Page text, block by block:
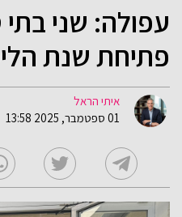
עפולה: שני בתי
פתיחת שנת
איתי הראל
01 ספטמבר, 2025 13:58